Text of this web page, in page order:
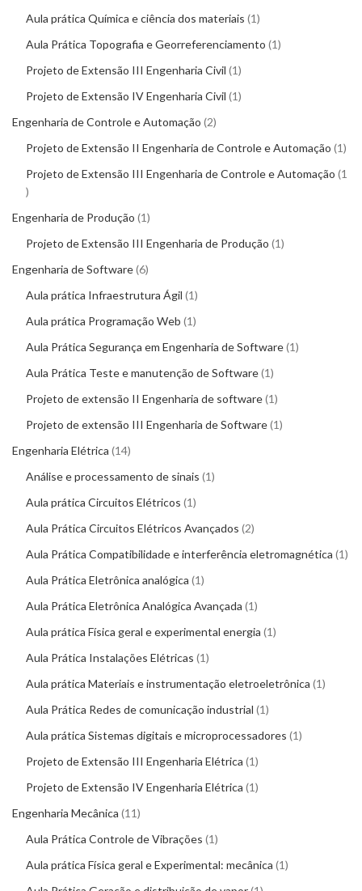
Aula prática Química e ciência dos materiais 1
Aula Prática Topografia e Georreferenciamento 1
Projeto de Extensão III Engenharia Civil 1
Projeto de Extensão IV Engenharia Civil 1
Engenharia de Controle e Automação 2
Projeto de Extensão II Engenharia de Controle e Automação 1
Projeto de Extensão III Engenharia de Controle e Automação 1
Engenharia de Produção 1
Projeto de Extensão III Engenharia de Produção 1
Engenharia de Software 6
Aula prática Infraestrutura Ágil 1
Aula prática Programação Web 1
Aula Prática Segurança em Engenharia de Software 1
Aula Prática Teste e manutenção de Software 1
Projeto de extensão II Engenharia de software 1
Projeto de extensão III Engenharia de Software 1
Engenharia Elétrica 14
Análise e processamento de sinais 1
Aula prática Circuitos Elétricos 1
Aula Prática Circuitos Elétricos Avançados 2
Aula Prática Compatibilidade e interferência eletromagnética 1
Aula Prática Eletrônica analógica 1
Aula Prática Eletrônica Analógica Avançada 1
Aula prática Física geral e experimental energia 1
Aula Prática Instalações Elétricas 1
Aula prática Materiais e instrumentação eletroeletrônica 1
Aula Prática Redes de comunicação industrial 1
Aula prática Sistemas digitais e microprocessadores 1
Projeto de Extensão III Engenharia Elétrica 1
Projeto de Extensão IV Engenharia Elétrica 1
Engenharia Mecânica 11
Aula Prática Controle de Vibrações 1
Aula prática Física geral e Experimental: mecânica 1